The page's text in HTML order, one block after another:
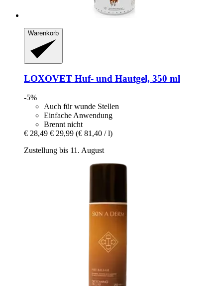
Warenkorb
LOXOVET Huf-​ und Hautgel, 350 ml
-5%
Auch für wunde Stellen
Einfache Anwendung
Brennt nicht
€ 28,49 € 29,99 (€ 81,40 / l)
Zustellung bis 11. August